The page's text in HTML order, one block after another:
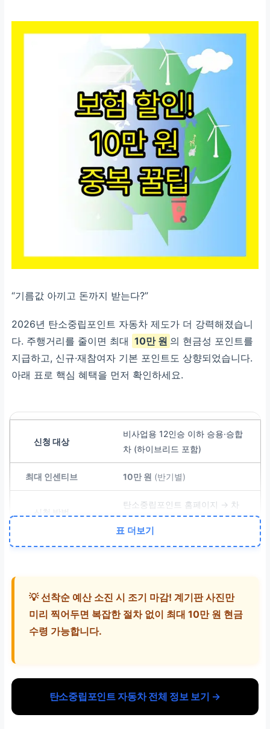
“기름값 아끼고 돈까지 받는다?”
2026년 탄소중립포인트 자동차 제도가 더 강력해졌습니
다. 주행거리를 줄이면 최대 10만 원 의 현금성 포인트를
지급하고, 신규·재참여자 기본 포인트도 상향되었습니다.
아래 표로 핵심 혜택을 먼저 확인하세요.
비사업용 12인승 이하 승용·승합
차 (하이브리드 포함)
10만 원 (반기별)
탄소중립포인트 홈페이지 → 차
량 등록 → 계기판 사진 업로드
감축률 15% 이상 또는 800km↑
정부24 또는 공식 사이트 접속
표 더보기
💡 선착순 예산 소진 시 조기 마감! 계기판 사진만
미리 찍어두면 복잡한 절차 없이 최대 10만 원 현금
수령 가능합니다.
탄소중립포인트 자동차 전체 정보 보기 →